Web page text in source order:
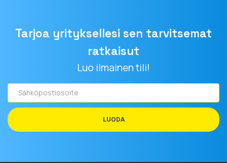
Tarjoa yrityksellesi sen tarvitsemat
ratkaisut
Luo ilmainen tili!
Sähköpostiosoite
LUODA